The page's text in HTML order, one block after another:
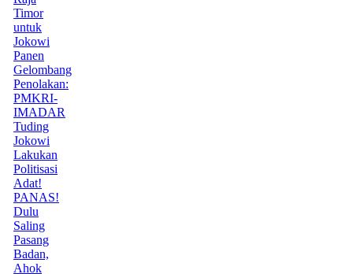
Timor
untuk
Jokowi
Panen
Gelombang
Penolakan:
PMKRI-
IMADAR
Tuding
Jokowi
Lakukan
Politisasi
Adat!
PANAS!
Dulu
Saling
Pasang
Badan,
Ahok